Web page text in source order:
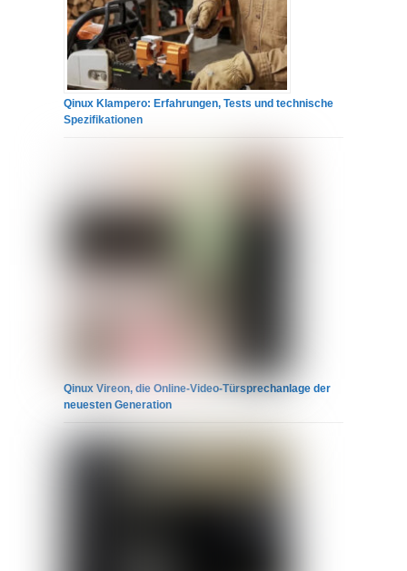
Qinux Klampero: Erfahrungen, Tests und technische
Spezifikationen
Qinux Vireon, die Online-Video-Türsprechanlage der
neuesten Generation